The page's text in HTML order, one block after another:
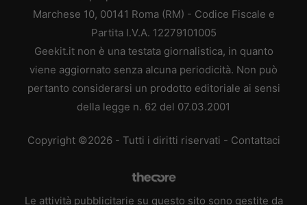
Marchese 10, 00141 Roma (RM) - Codice Fiscale e
Partita I.V.A. 12279101005
Geekit.it non è una testata giornalistica, in quanto
viene aggiornato senza alcuna periodicità. Non può
pertanto considerarsi un prodotto editoriale ai sensi
della legge n. 62 del 07.03.2001
Copyright ©2026 - Tutti i diritti riservati - Contattaci
Le attività pubblicitarie su questo sito sono gestite da